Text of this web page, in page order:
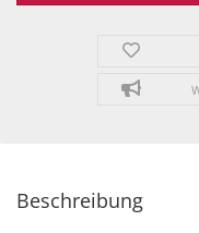
Beschreibung